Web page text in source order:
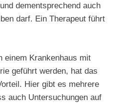
dementsprechend auch
darf. Ein Therapeut führt
einem Krankenhaus mit
geführt werden, hat das
Hier gibt es mehrere
auch Untersuchungen auf